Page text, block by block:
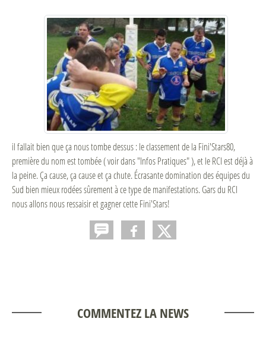
il fallait bien que ça nous tombe dessus : le classement de la Fini'Stars80,
première du nom est tombée ( voir dans "Infos Pratiques" ), et le RCI est déjà à
la peine. Ça cause, ça cause et ça chute. Écrasante domination des équipes du
Sud bien mieux rodées sûrement à ce type de manifestations. Gars du RCI
nous allons nous ressaisir et gagner cette Fini'Stars!
COMMENTEZ LA NEWS